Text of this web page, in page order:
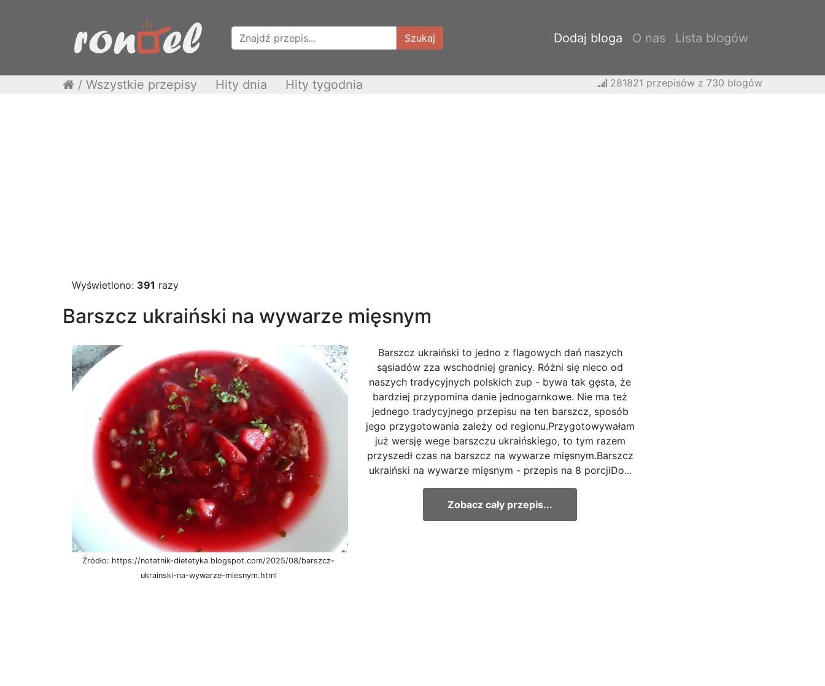
Szukaj Dodaj bloga O nas Lista blogów
/ Wszystkie przepisy Hity dnia Hity tygodnia 281821 przepisów z 730 blogów
Wyświetlono: 391 razy
Barszcz ukraiński na wywarze mięsnym
Źródło: https://notatnik-dietetyka.blogspot.com/2025/08/barszcz-
ukrainski-na-wywarze-miesnym.html
Barszcz ukraiński to jedno z flagowych dań naszych
sąsiadów zza wschodniej granicy. Różni się nieco od
naszych tradycyjnych polskich zup - bywa tak gęsta, że
bardziej przypomina danie jednogarnkowe. Nie ma też
jednego tradycyjnego przepisu na ten barszcz, sposób
jego przygotowania zależy od regionu.Przygotowywałam
już wersję wege barszczu ukraińskiego, to tym razem
przyszedł czas na barszcz na wywarze mięsnym.Barszcz
ukraiński na wywarze mięsnym - przepis na 8 porcjiDo...
Zobacz cały przepis...